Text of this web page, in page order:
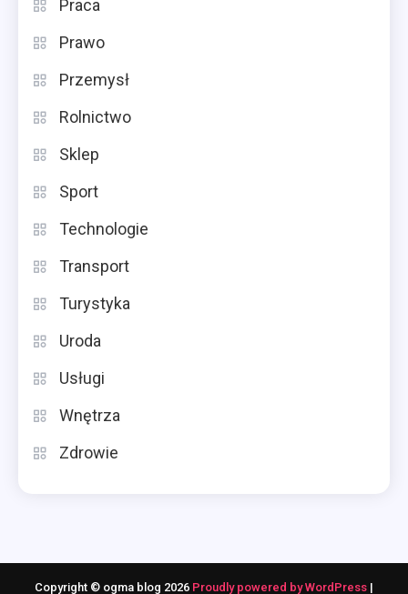
Praca
Prawo
Przemysł
Rolnictwo
Sklep
Sport
Technologie
Transport
Turystyka
Uroda
Usługi
Wnętrza
Zdrowie
Copyright © ogma blog 2026 Proudly powered by WordPress |